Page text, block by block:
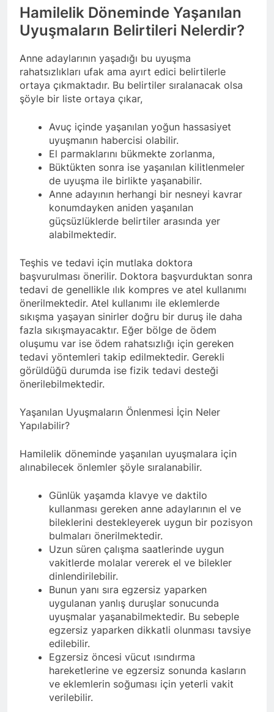
Hamilelik Döneminde Yaşanılan
Uyuşmaların Belirtileri Nelerdir?
Anne adaylarının yaşadığı bu uyuşma
rahatsızlıkları ufak ama ayırt edici belirtilerle
ortaya çıkmaktadır. Bu belirtiler sıralanacak olsa
şöyle bir liste ortaya çıkar,
Avuç içinde yaşanılan yoğun hassasiyet
uyuşmanın habercisi olabilir.
El parmaklarını bükmekte zorlanma,
Büktükten sonra ise yaşanılan kilitlenmeler
de uyuşma ile birlikte yaşanabilir.
Anne adayının herhangi bir nesneyi kavrar
konumdayken aniden yaşanılan
güçsüzlüklerde belirtiler arasında yer
alabilmektedir.
Teşhis ve tedavi için mutlaka doktora
başvurulması önerilir. Doktora başvurduktan sonra
tedavi de genellikle ılık kompres ve atel kullanımı
önerilmektedir. Atel kullanımı ile eklemlerde
sıkışma yaşayan sinirler doğru bir duruş ile daha
fazla sıkışmayacaktır. Eğer bölge de ödem
oluşumu var ise ödem rahatsızlığı için gereken
tedavi yöntemleri takip edilmektedir. Gerekli
görüldüğü durumda ise fizik tedavi desteği
önerilebilmektedir.
Yaşanılan Uyuşmaların Önlenmesi İçin Neler
Yapılabilir?
Hamilelik döneminde yaşanılan uyuşmalara için
alınabilecek önlemler şöyle sıralanabilir.
Günlük yaşamda klavye ve daktilo
kullanması gereken anne adaylarının el ve
bileklerini destekleyerek uygun bir pozisyon
bulmaları önerilmektedir.
Uzun süren çalışma saatlerinde uygun
vakitlerde molalar vererek el ve bilekler
dinlendirilebilir.
Bunun yanı sıra egzersiz yaparken
uygulanan yanlış duruşlar sonucunda
uyuşmalar yaşanabilmektedir. Bu sebeple
egzersiz yaparken dikkatli olunması tavsiye
edilebilir.
Egzersiz öncesi vücut ısındırma
hareketlerine ve egzersiz sonunda kasların
ve eklemlerin soğuması için yeterli vakit
verilebilir.